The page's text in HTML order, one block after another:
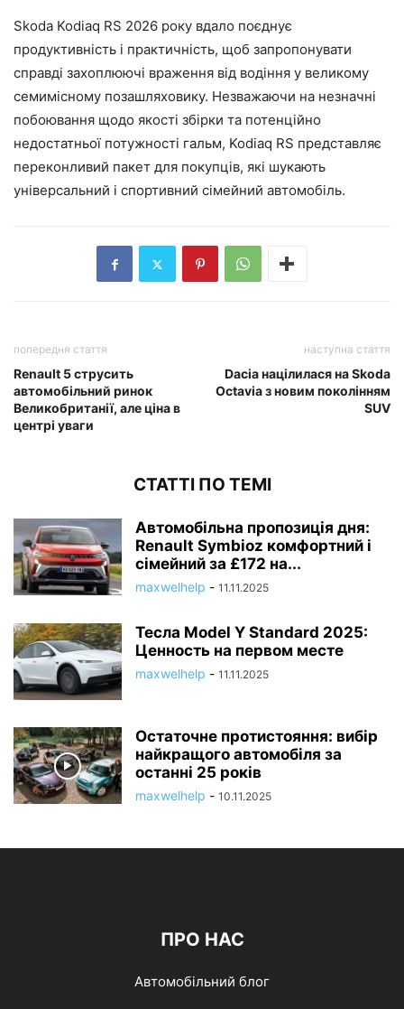
Skoda Kodiaq RS 2026 року вдало поєднує
продуктивність і практичність, щоб запропонувати
справді захоплюючі враження від водіння у великому
семимісному позашляховику. Незважаючи на незначні
побоювання щодо якості збірки та потенційно
недостатньої потужності гальм, Kodiaq RS представляє
переконливий пакет для покупців, які шукають
універсальний і спортивний сімейний автомобіль.
попередня стаття
Renault 5 струсить
автомобільний ринок
Великобританії, але ціна в
центрі уваги
наступна стаття
Dacia націлилася на Skoda
Octavia з новим поколінням
SUV
СТАТТІ ПО ТЕМІ
Автомобільна пропозиція дня:
Renault Symbioz комфортний і
сімейний за £172 на...
maxwelhelp - 11.11.2025
Тесла Model Y Standard 2025:
Ценность на первом месте
maxwelhelp - 11.11.2025
Остаточне протистояння: вибір
найкращого автомобіля за
останні 25 років
maxwelhelp - 10.11.2025
ПРО НАС
Автомобільний блог